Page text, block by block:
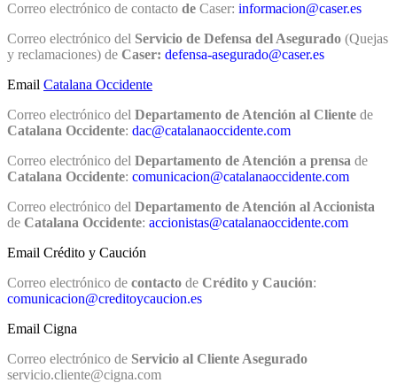
Correo electrónico de contacto de Caser: informacion@caser.es
Correo electrónico del Servicio de Defensa del Asegurado (Quejas
y reclamaciones) de Caser: defensa-asegurado@caser.es
Email Catalana Occidente
Correo electrónico del Departamento de Atención al Cliente de
Catalana Occidente: dac@catalanaoccidente.com
Correo electrónico del Departamento de Atención a prensa de
Catalana Occidente: comunicacion@catalanaoccidente.com
Correo electrónico del Departamento de Atención al Accionista
de Catalana Occidente: accionistas@catalanaoccidente.com
Email Crédito y Caución
Correo electrónico de contacto de Crédito y Caución:
comunicacion@creditoycaucion.es
Email Cigna
Correo electrónico de Servicio al Cliente Asegurado
servicio.cliente@cigna.com